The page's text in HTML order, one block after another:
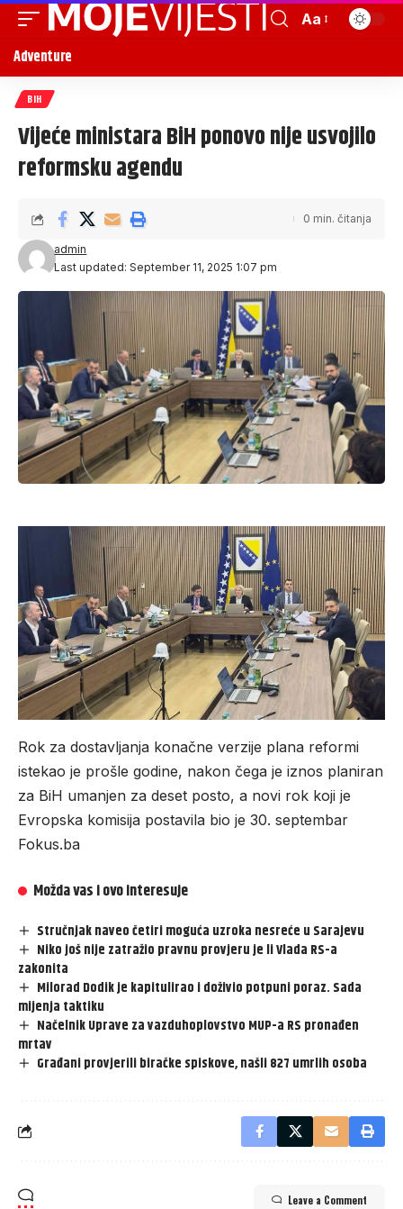
Aa
Adventure
BIH
Vijeće ministara BiH ponovo nije usvojilo
reformsku agendu
Last updated: September 11, 2025 1:07 pm
admin
0 min. čitanja
Rok za dostavljanja konačne verzije plana reformi
istekao je prošle godine, nakon čega je iznos planiran
za BiH umanjen za deset posto, a novi rok koji je
Evropska komisija postavila bio je 30. septembar
Fokus.ba
Možda vas i ovo interesuje
Stručnjak naveo četiri moguća uzroka nesreće u Sarajevu
Niko još nije zatražio pravnu provjeru je li Vlada RS-a
zakonita
Milorad Dodik je kapitulirao i doživio potpuni poraz. Sada
mijenja taktiku
Načelnik Uprave za vazduhoplovstvo MUP-a RS pronađen
mrtav
Građani provjerili biračke spiskove, našli 827 umrlih osoba
Leave a Comment